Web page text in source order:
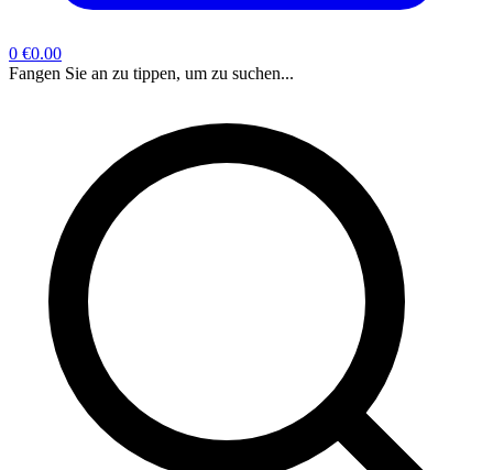
0 €0.00
Fangen Sie an zu tippen, um zu suchen...